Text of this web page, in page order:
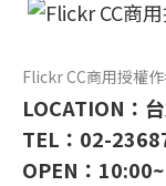
Flickr CC商用授權
LOCATION：
TEL：02-
OPEN：